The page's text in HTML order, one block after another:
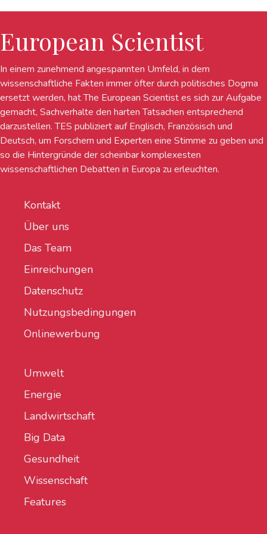
European Scientist
In einem zunehmend angespannten Umfeld, in dem
wissenschaftliche Fakten immer öfter durch politisches Dogma
ersetzt werden, hat The European Scientist es sich zur Aufgabe
gemacht, Sachverhalte den harten Tatsachen entsprechend
darzustellen. TES publiziert auf Englisch, Französisch und
Deutsch, um Forschern und Experten eine Stimme zu geben und
so die Hintergründe der scheinbar komplexesten
wissenschaftlichen Debatten in Europa zu erleuchten.
Kontakt
Über uns
Das Team
Einreichungen
Datenschutz
Nutzungsbedingungen
Onlinewerbung
Umwelt
Energie
Landwirtschaft
Big Data
Gesundheit
Wissenschaft
Features